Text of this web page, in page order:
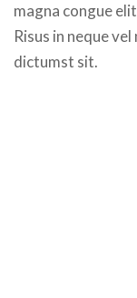
magna congue
Risus in neque
dictumst sit.